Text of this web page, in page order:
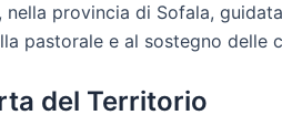
, nella provincia di Sofala,
pastorale e al sostegno delle
del Territorio